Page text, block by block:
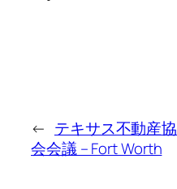
← テキサス不動産協
会会議 – Fort Worth